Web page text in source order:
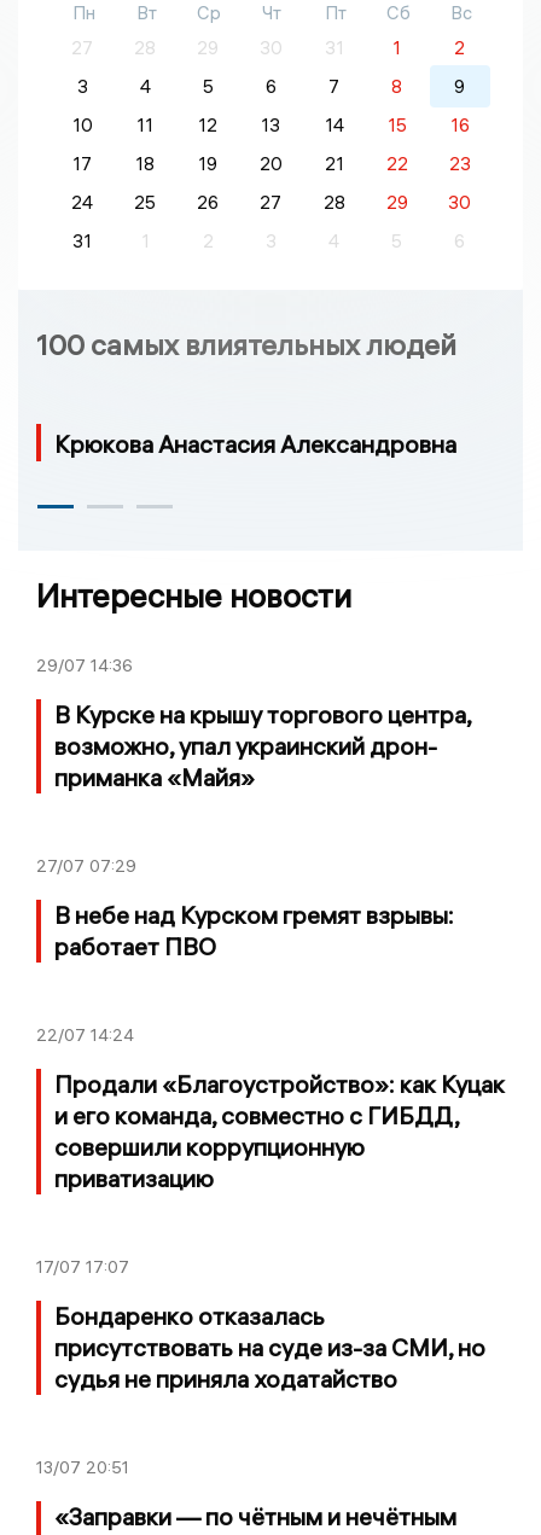
Пн Вт Ср Чт Пт Сб
Вс
27
28 29 30 31 1
2
3
4 5 6 7 8
9
10
11 12 13 14 15
16
17
18 19 20 21 22
23
24
25 26 27 28 29
30
31
1 2 3 4 5 6
100 самых влиятельных людей
Крюкова Анастасия Александровна
Интересные новости
29/07 14:36
В Курске на крышу торгового центра,
возможно, упал украинский дрон-
приманка «Майя»
27/07 07:29
В небе над Курском гремят взрывы:
работает ПВО
22/07 14:24
Продали «Благоустройство»: как Куцак
и его команда, совместно с ГИБДД,
совершили коррупционную
приватизацию
17/07 17:07
Бондаренко отказалась
присутствовать на суде из-за СМИ, но
судья не приняла ходатайство
13/07 20:51
«Заправки — по чётным и нечётным